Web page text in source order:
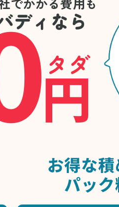
ディなら
円
タダ
お得な
パッ